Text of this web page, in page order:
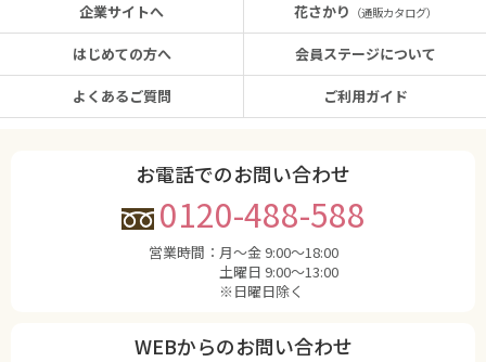
企業サイトへ
はじめての方へ
よくあるご質問
花さかり （通販カタログ）
会員ステージについて
ご利用ガイド
お電話でのお問い合わせ
0120-488-588
営業時間： 月〜金 9:00〜18:00
土曜日 9:00〜13:00
※日曜日除く
WEBからのお問い合わせ